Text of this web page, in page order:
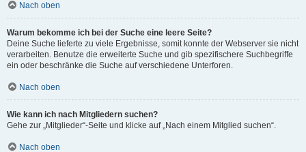
Nach oben
Warum bekomme ich bei der Suche eine leere Seite?
Deine Suche lieferte zu viele Ergebnisse, somit konnte der Webserver sie nicht
verarbeiten. Benutze die erweiterte Suche und gib spezifischere Suchbegriffe
ein oder beschränke die Suche auf verschiedene Unterforen.
Nach oben
Wie kann ich nach Mitgliedern suchen?
Gehe zur „Mitglieder“-Seite und klicke auf „Nach einem Mitglied suchen“.
Nach oben